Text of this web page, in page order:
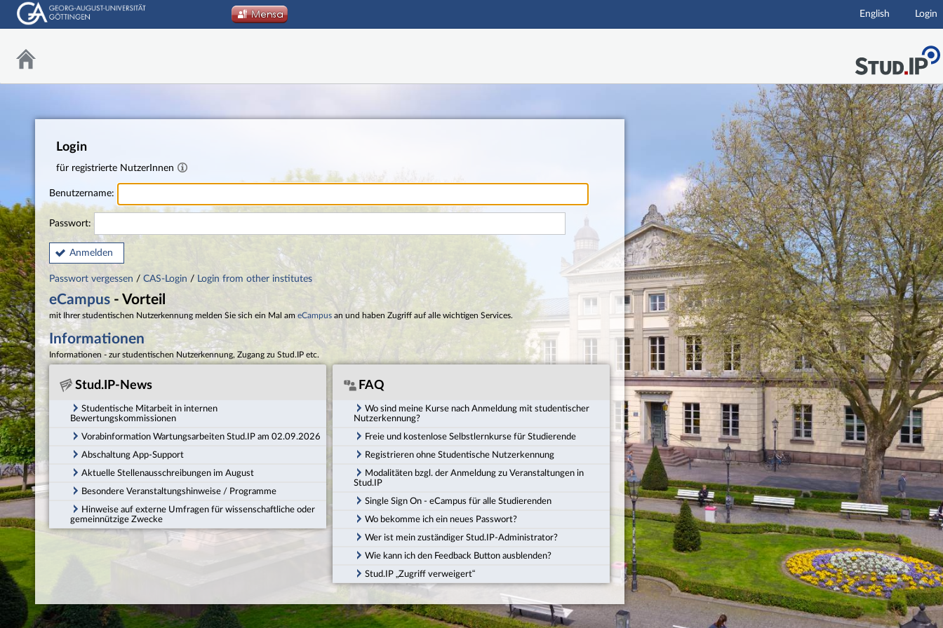
Hauptnavigation
English Login
Login
für registrierte NutzerInnen
Benutzername:
Passwort:
Anmelden
Passwort vergessen / CAS-Login / Login from other institutes
eCampus - Vorteil
mit Ihrer studentischen Nutzerkennung melden Sie sich ein Mal am eCampus an und haben Zugriff auf alle wichtigen Services.
Informationen
Informationen - zur studentischen Nutzerkennung, Zugang zu Stud.IP etc.
Stud.IP-News
Studentische Mitarbeit in internen
Bewertungskommissionen
Vorabinformation Wartungsarbeiten Stud.IP am 02.09.2026
Abschaltung App-Support
Aktuelle Stellenausschreibungen im August
Besondere Veranstaltungshinweise / Programme
Hinweise auf externe Umfragen für wissenschaftliche oder
gemeinnützige Zwecke
FAQ
Wo sind meine Kurse nach Anmeldung mit studentischer
Nutzerkennung?
Freie und kostenlose Selbstlernkurse für Studierende
Registrieren ohne Studentische Nutzerkennung
Modalitäten bzgl. der Anmeldung zu Veranstaltungen in
Stud.IP
Single Sign On - eCampus für alle Studierenden
Wo bekomme ich ein neues Passwort?
Wer ist mein zuständiger Stud.IP-Administrator?
Wie kann ich den Feedback Button ausblenden?
Stud.IP „Zugriff verweigert“